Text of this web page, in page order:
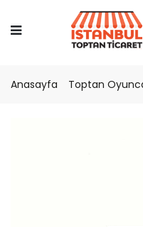
Anasayfa Toptan